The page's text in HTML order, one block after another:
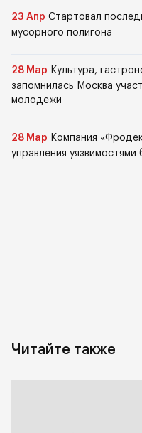
23 Апр Стартовал
мусорного полигона
28 Мар Культура,
запомнилась Москва
молодежи
28 Мар Компания
управления
Читайте также